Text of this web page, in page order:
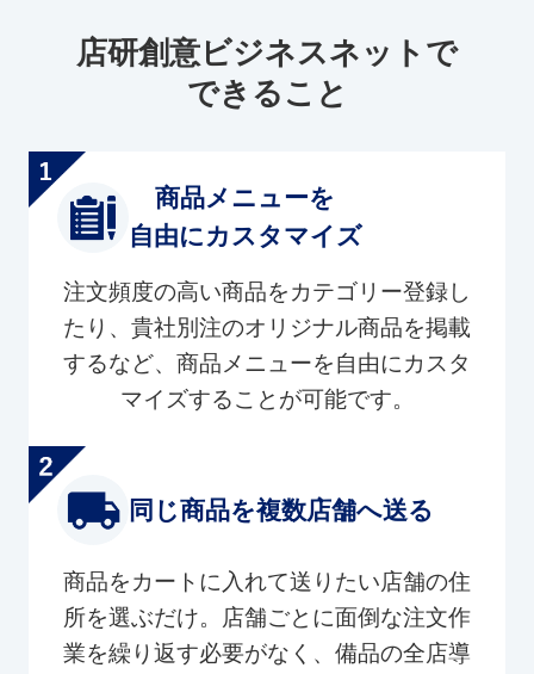
店研創意ビジネスネットで
できること
商品メニューを
自由にカスタマイズ
注文頻度の高い商品をカテゴリー登録し
たり、貴社別注のオリジナル商品を掲載
するなど、商品メニューを自由にカスタ
マイズすることが可能です。
同じ商品を複数店舗へ送る
商品をカートに入れて送りたい店舗の住
所を選ぶだけ。店舗ごとに面倒な注文作
業を繰り返す必要がなく、備品の全店導